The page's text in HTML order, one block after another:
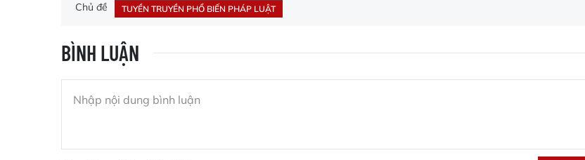
Chủ đề TUYỀN TRUYỀN PHỔ BIẾN PHÁP LUẬT
BÌNH LUẬN